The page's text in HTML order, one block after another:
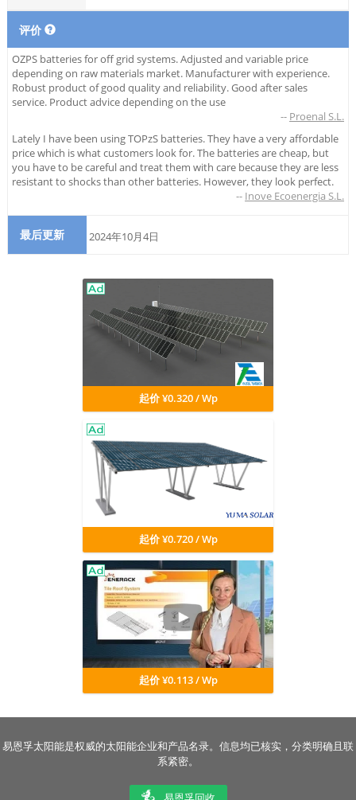
评价
OZPS batteries for off grid systems. Adjusted and variable price
depending on raw materials market. Manufacturer with experience.
Robust product of good quality and reliability. Good after sales
service. Product advice depending on the use
-- Proenal S.L.
Lately I have been using TOPzS batteries. They have a very affordable
price which is what customers look for. The batteries are cheap, but
you have to be careful and treat them with care because they are less
resistant to shocks than other batteries. However, they look perfect.
-- Inove Ecoenergia S.L.
最后更新 2024年10月4日
起价 ¥0.320 / Wp
起价 ¥0.720 / Wp
起价 ¥0.113 / Wp
易恩孚太阳能是权威的太阳能企业和产品名录。信息均已核实，分类明确且联
系紧密。